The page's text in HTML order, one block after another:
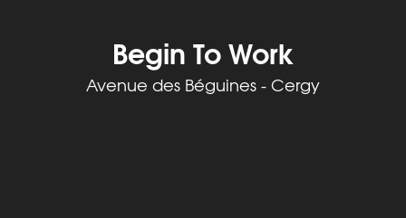
Begin To Work
Avenue des Béguines - Cergy